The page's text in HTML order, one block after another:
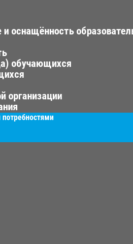
оснащённость
обучающихся
организации